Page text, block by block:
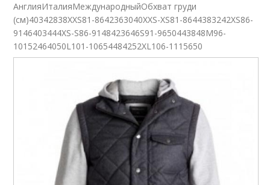
АнглияИталияМеждународныйОбхват груди
(см)40342838XXS81-8642363040XXS-XS81-8644383242XS86-
9146403444XS-S86-9148423646S91-9650443848M96-
10152464050L101-10654484252XL106-1115650